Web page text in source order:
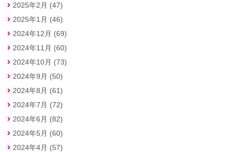
2025年2月 (47)
2025年1月 (46)
2024年12月 (69)
2024年11月 (60)
2024年10月 (73)
2024年9月 (50)
2024年8月 (61)
2024年7月 (72)
2024年6月 (82)
2024年5月 (60)
2024年4月 (57)